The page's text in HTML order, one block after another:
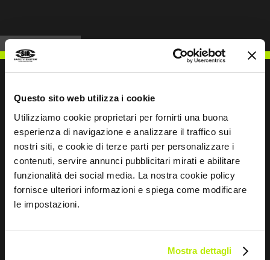
Questo sito web utilizza i cookie
Utilizziamo cookie proprietari per fornirti una buona
esperienza di navigazione e analizzare il traffico sui
nostri siti, e cookie di terze parti per personalizzare i
contenuti, servire annunci pubblicitari mirati e abilitare
funzionalità dei social media. La nostra cookie policy
fornisce ulteriori informazioni e spiega come modificare
le impostazioni.
Mostra dettagli
NOUS ÉCRIRE
Restons en contact